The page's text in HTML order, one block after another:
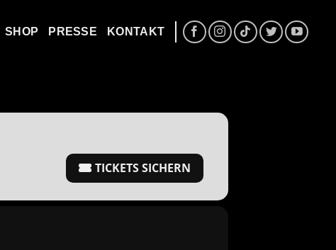
SHOP PRESSE KONTAKT
TICKETS SICHERN